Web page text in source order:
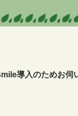
導入のためお伺